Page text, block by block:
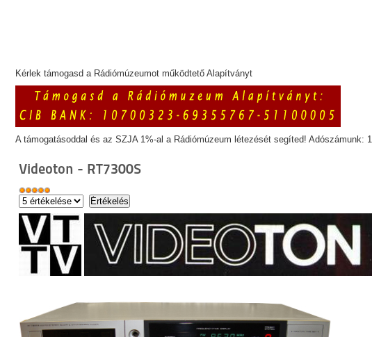
Kérlek támogasd a Rádiómúzeumot működtető Alapítványt
A támogatásoddal és az SZJA 1%-al a Rádiómúzeum létezését segíted! Adószámunk:
Videoton - RT7300S